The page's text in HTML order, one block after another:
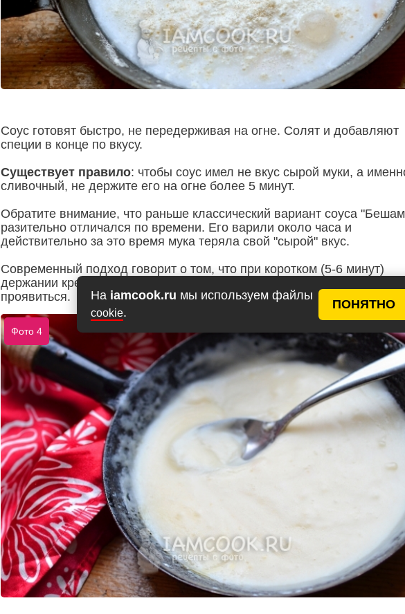
На iamcook.ru мы используем файлы
cookie.
ПОНЯТНО
Соус готовят быстро, не передерживая на огне. Солят и добавляют
специи в конце по вкусу.
Существует правило: чтобы соус имел не вкус сырой муки, а
сливочный, не держите его на огне более 5 минут.
Обратите внимание, что раньше классический вариант соуса
разительно отличался по времени. Его варили около часа и
действительно за это время мука теряла свой "сырой" вкус.
Современный подход говорит о том, что при коротком (5-6 минут)
держании крема на огне "клейстерный сырой" вкус муки не успевает
проявиться.
Фото 4